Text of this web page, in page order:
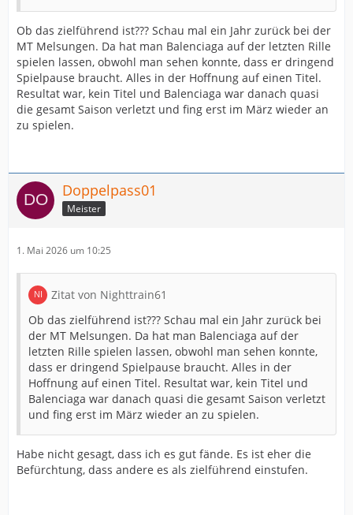
Ob das zielführend ist??? Schau mal ein Jahr zurück bei der
MT Melsungen. Da hat man Balenciaga auf der letzten Rille
spielen lassen, obwohl man sehen konnte, dass er dringend
Spielpause braucht. Alles in der Hoffnung auf einen Titel.
Resultat war, kein Titel und Balenciaga war danach quasi
die gesamt Saison verletzt und fing erst im März wieder an
zu spielen.
Doppelpass01
Meister
1. Mai 2026 um 10:25
Zitat von Nighttrain61
Ob das zielführend ist??? Schau mal ein Jahr zurück bei
der MT Melsungen. Da hat man Balenciaga auf der
letzten Rille spielen lassen, obwohl man sehen konnte,
dass er dringend Spielpause braucht. Alles in der
Hoffnung auf einen Titel. Resultat war, kein Titel und
Balenciaga war danach quasi die gesamt Saison verletzt
und fing erst im März wieder an zu spielen.
Habe nicht gesagt, dass ich es gut fände. Es ist eher die
Befürchtung, dass andere es als zielführend einstufen.